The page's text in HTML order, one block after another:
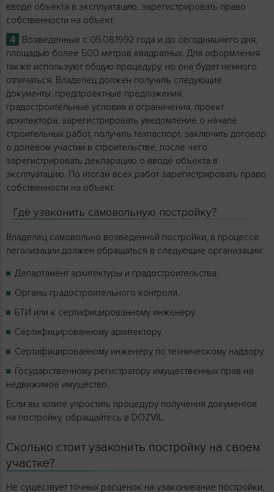
вводе объекта в эксплуатацию, зарегистрировать право
собственности на объект.
Возведенные с 05.08.1992 года и до сегодняшнего дня,
площадью более 500 метров квадратных. Для оформления
также используют общую процедуру, но она будет немного
отличаться. Владелец должен получить следующие
документы: предпроектные предложения,
градостроительные условия и ограничения, проект
архитектора, зарегистрировать уведомление о начале
строительных работ, получить техпаспорт, заключить договор
о долевом участии в строительстве, после чего
зарегистрировать декларацию о вводе объекта в
эксплуатацию. По итогам всех работ зарегистрировать право
собственности на объект.
Где узаконить самовольную постройку?
Владелец самовольно возведенной постройки, в процессе
легализации должен обращаться в следующие организации:
Департамент архитектуры и градостроительства.
Органы градостроительного контроля.
БТИ или к сертифицированному инженеру.
Сертифицированному архитектору.
Сертифицированному инженеру по техническому надзору.
Государственному регистратору имущественных прав на
недвижимое имущество.
Если вы хотите упростить процедуру получения документов
на постройку, обращайтесь в DOZVIL.
Сколько стоит узаконить постройку на своем
участке?
Не существует точных расценок на узаконивание постройки,